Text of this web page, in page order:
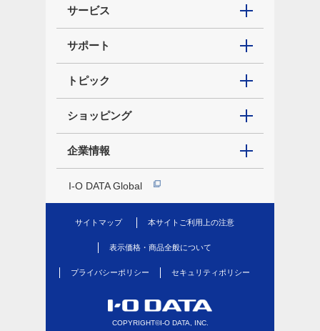
サービス
サポート
トピック
ショッピング
企業情報
I-O DATA Global
サイトマップ 本サイトご利用上の注意
表示価格・商品全般について
プライバシーポリシー セキュリティポリシー
COPYRIGHT©I-O DATA, INC.